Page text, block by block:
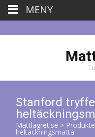
Stanford
Mattlagret.se >
heltäckningsmatta
MENY